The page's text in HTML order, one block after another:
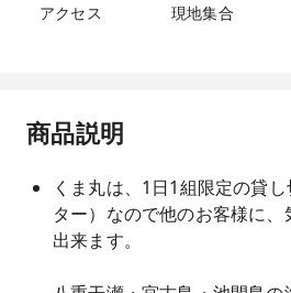
アクセス 現地集合
商品説明
くま丸は、1日1組限定の貸
ター）なので他のお客様に、
出来ます。